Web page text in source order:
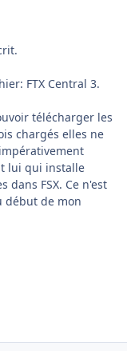
FTX Central 3.
télécharger les
chargés elles ne
lui qui installe
dans FSX. Ce n'est
début de mon